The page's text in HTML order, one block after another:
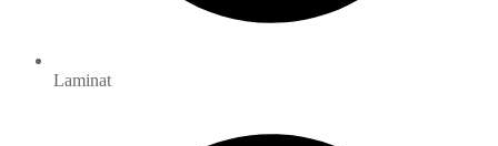
Laminat